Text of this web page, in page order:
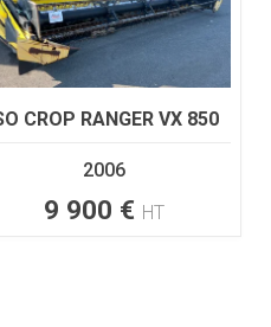
CROP RANGER VX 850
2006
9 900 € HT